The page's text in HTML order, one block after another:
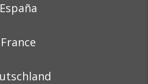
España
France